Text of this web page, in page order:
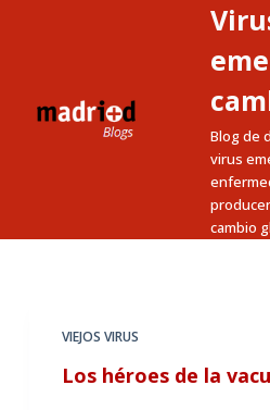
Blog de
virus
cambio
VIEJOS VIRUS
Los héroes de la